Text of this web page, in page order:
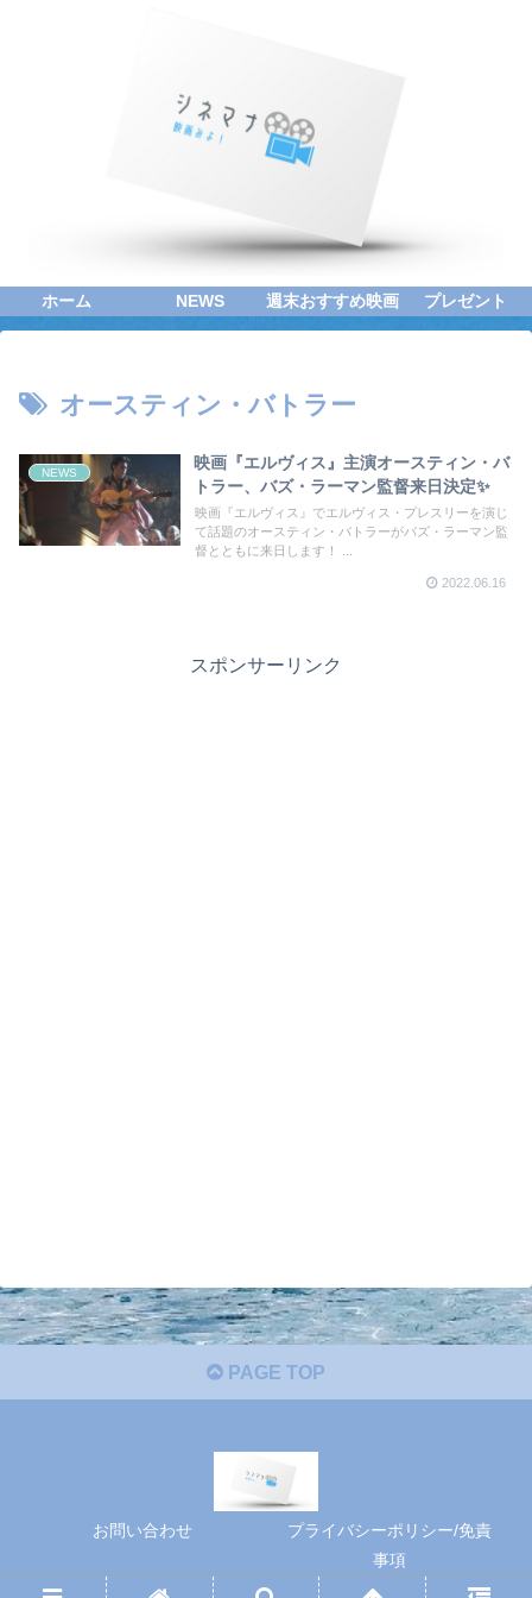
ホーム NEWS 週末おすすめ映画 プレゼント
オースティン・バトラー
NEWS
映画『エルヴィス』主演オースティン・バ
トラー、バズ・ラーマン監督来日決定✨
映画『エルヴィス』でエルヴィス・プレスリーを演じ
て話題のオースティン・バトラーがバズ・ラーマン監
督とともに来日します！ ...
2022.06.16
スポンサーリンク
PAGE TOP
お問い合わせ
プライバシーポリシー/免責
事項